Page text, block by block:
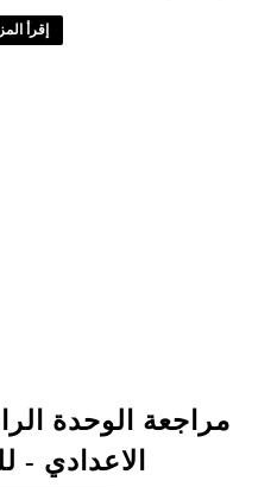
إقرأ
مراجعة الوحدة
الاعدادي -